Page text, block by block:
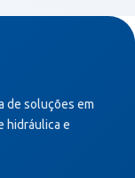
de soluções em
hidráulica e